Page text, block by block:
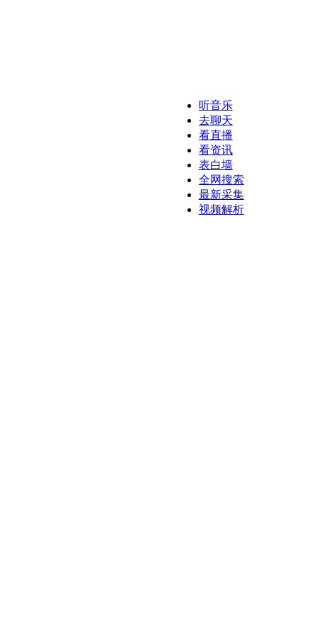
听音乐
去聊天
看直播
看资讯
表白墙
全网搜索
最新采集
视频解析